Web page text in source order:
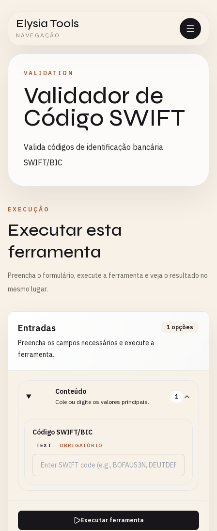
Elysia Tools
NAVEGAÇÃO
VALIDATION
Validador de
Código SWIFT
Valida códigos de identificação bancária
SWIFT/BIC
EXECUÇÃO
Executar esta
ferramenta
Preencha o formulário, execute a ferramenta e veja o resultado no
mesmo lugar.
Entradas
Preencha os campos necessários e execute a
ferramenta.
1 opções
Conteúdo
Cole ou digite os valores principais.
1
Código SWIFT/BIC
TEXT OBRIGATÓRIO
Executar ferramenta